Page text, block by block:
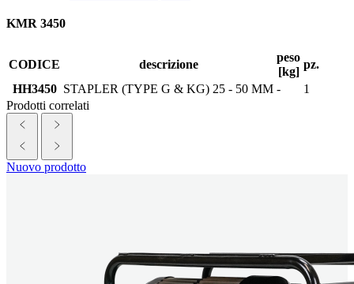
KMR 3450
CODICE descrizione
peso
[kg]
pz.
HH3450 STAPLER (TYPE G & KG) 25 - 50 MM -
1
Prodotti correlati
Nuovo prodotto